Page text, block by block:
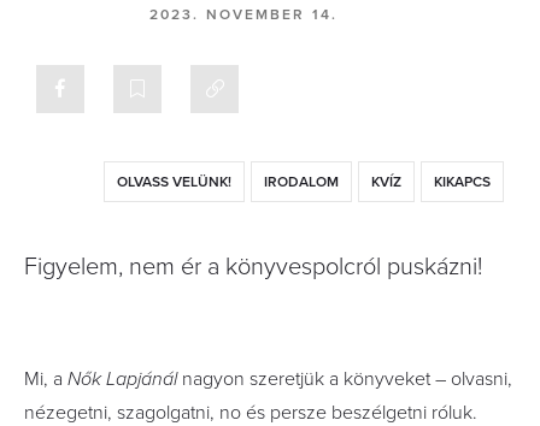
2023. NOVEMBER 14.
OLVASS VELÜNK! IRODALOM KVÍZ KIKAPCS
Figyelem, nem ér a könyvespolcról puskázni!
Mi, a Nők Lapjánálnagyon szeretjük a könyveket – olvasni,
nézegetni, szagolgatni, no és persze beszélgetni róluk.